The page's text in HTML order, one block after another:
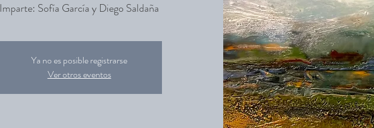
Imparte: Sofía García y Diego Saldaña
Ya no es posible registrarse
Ver otros eventos